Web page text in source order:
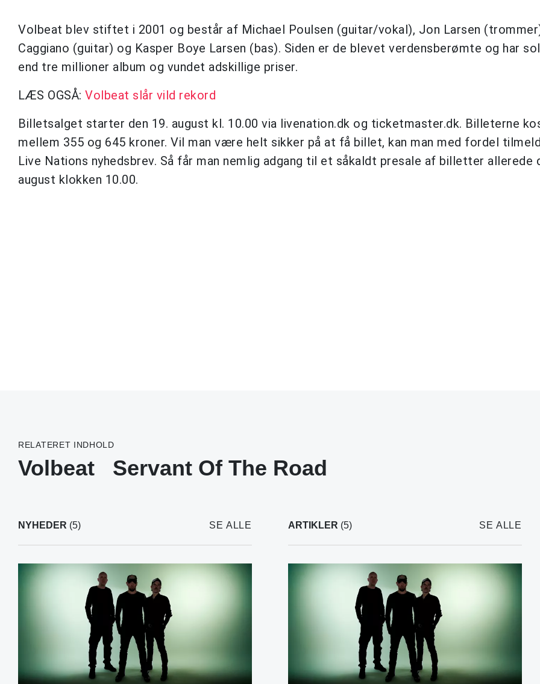
Volbeat blev stiftet i 2001 og består af Michael Poulsen (guitar/vokal), Jon Larsen
Caggiano (guitar) og Kasper Boye Larsen (bas). Siden er de blevet verdensberømte og har
end tre millioner album og vundet adskillige priser.
LÆS OGSÅ: Volbeat slår vild rekord
Billetsalget starter den 19. august kl. 10.00 via livenation.dk og ticketmaster.dk. Billeterne
mellem 355 og 645 kroner. Vil man være helt sikker på at få billet, kan man med fordel
Live Nations nyhedsbrev. Så får man nemlig adgang til et såkaldt presale af billetter allerede
august klokken 10.00.
RELATERET INDHOLD
Volbeat Servant Of The Road
NYHEDER (5) SE ALLE ARTIKLER (5) SE ALLE